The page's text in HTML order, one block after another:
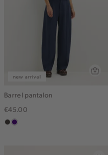
new arrival
Barrel pantalon
€45.00
chocoindigo